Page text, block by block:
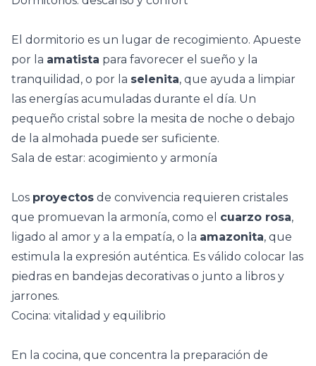
El dormitorio es un lugar de recogimiento. Apueste
por la amatista para favorecer el sueño y la
tranquilidad, o por la selenita, que ayuda a limpiar
las energías acumuladas durante el día. Un
pequeño cristal sobre la mesita de noche o debajo
de la almohada puede ser suficiente.
Sala de estar: acogimiento y armonía
Los proyectos de convivencia requieren cristales
que promuevan la armonía, como el cuarzo rosa,
ligado al amor y a la empatía, o la amazonita, que
estimula la expresión auténtica. Es válido colocar las
piedras en bandejas decorativas o junto a libros y
jarrones.
Cocina: vitalidad y equilibrio
En la cocina, que concentra la preparación de